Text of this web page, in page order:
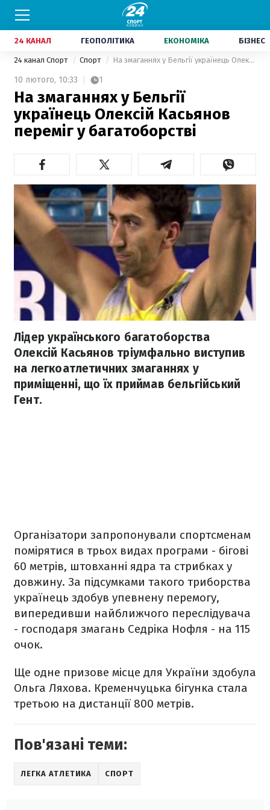
24 КАНАЛ ГЕОПОЛІТИКА ЕКОНОМІКА БІЗНЕС
24 канал Спорт Спорт На змаганнях у Бельгії українець Олексій Касьянов переміг у багатоборстві
10 лютого, 10:33 1
На змаганнях у Бельгії
українець Олексій Касьянов
переміг у багатоборстві
Лідер українського багатоборства
Олексій Касьянов тріумфально виступив
на легкоатлетичних змаганнях у
приміщенні, що їх приймав бельгійський
Гент.
Організатори запропонували спортсменам
помірятися в трьох видах програми - бігові
60 метрів, штовханні ядра та стрибках у
довжину. За підсумками такого триборства
українець здобув упевнену перемогу,
випередивши найближчого переслідувача
- господаря змагань Седріка Нофля - на 115
очок.
Ще одне призове місце для України здобула
Ольга Ляхова. Кременчуцька бігунка стала
третьою на дистанції 800 метрів.
Пов'язані теми:
ЛЕГКА АТЛЕТИКА СПОРТ